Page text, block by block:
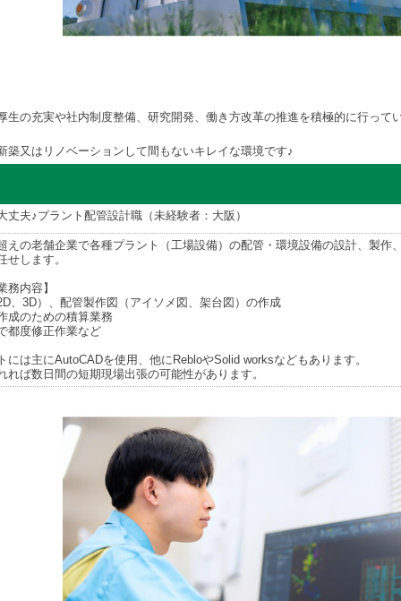
生の充実や社内制度整備、研究開発、働き方改革の推進を積極的に行ってい
築又はリノベーションして間もないキレイな環境です♪
丈夫♪プラント配管設計職（未経験者：大阪）
えの老舗企業で各種プラント（工場設備）の配管・環境設備の設計、製作
せします。
務内容】
、3D）、配管製作図（アイソメ図、架台図）の作成
成のための積算業務
都度修正作業など
は主にAutoCADを使用、他にRebloやSolid worksなどもあります。
ば数日間の短期現場出張の可能性があります。